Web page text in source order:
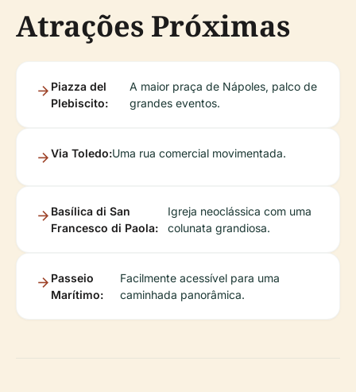
Atrações Próximas
Piazza del
Plebiscito:
A maior praça de Nápoles, palco de
grandes eventos.
Via Toledo:Uma rua comercial movimentada.
Basílica di San
Francesco di Paola:
Igreja neoclássica com uma
colunata grandiosa.
Passeio
Marítimo:
Facilmente acessível para uma
caminhada panorâmica.